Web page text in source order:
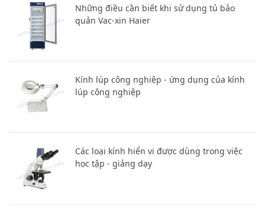
Những điều cần biết khi sử dụng tủ bảo
quản Vac-xin Haier
Kính lúp công nghiệp - ứng dụng của kính
lúp công nghiệp
Các loại kính hiển vi được dùng trong việc
học tập - giảng dạy